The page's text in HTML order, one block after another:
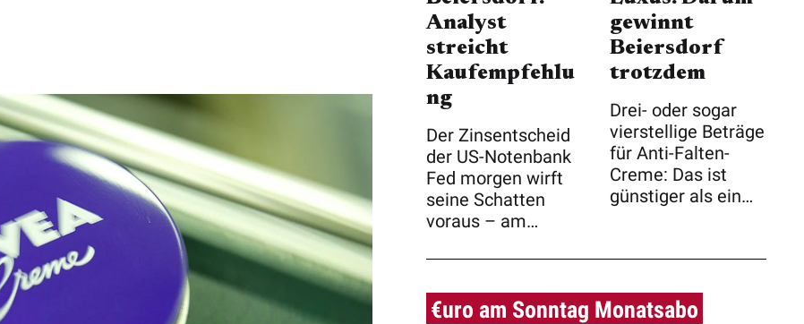
Analyst
streicht
Kaufempfehlu
ng
Der Zinsentscheid
der US-Notenbank
Fed morgen wirft
seine Schatten
voraus – am
...
gewinnt
Beiersdorf
trotzdem
Drei- oder sogar
vierstellige Beträge
für Anti-Falten-
Creme: Das ist
günstiger als ein
€uro am Sonntag Monatsabo